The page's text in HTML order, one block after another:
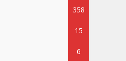
358
15
6